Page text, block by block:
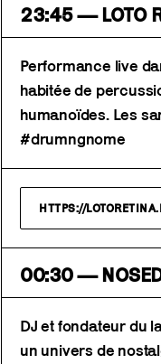
23:45 — LOTO
Performance live
habitée de
humanoïdes. Les
#drumngnome
HTTPS://
00:30 —
DJ et fondateur du
un univers de